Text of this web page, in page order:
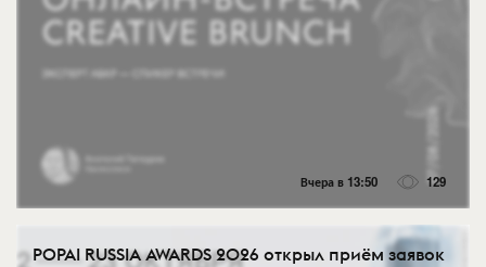
Вчера в 13:50 129
POPAI RUSSIA AWARDS 2026 открыл приём заявок